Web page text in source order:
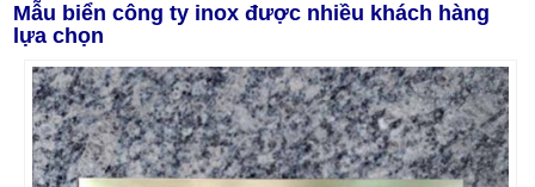
Mẫu biển công ty inox được nhiều khách hàng
lựa chọn